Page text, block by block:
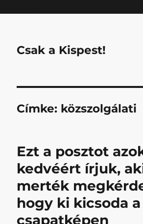
Csak a Kispest!
Címke: közszolgálati
Ezt a posztot
kedvéért írjuk,
merték
hogy ki kicsoda a
csapatképen